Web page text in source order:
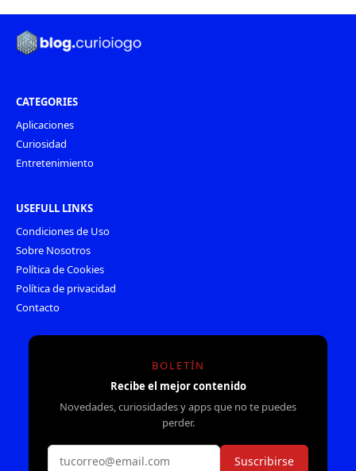
CATEGORIES
Aplicaciones
Curiosidad
Entretenimiento
USEFULL LINKS
Condiciones de Uso
Sobre Nosotros
Política de Cookies
Política de privacidad
Contacto
BOLETÍN
Recibe el mejor contenido
Novedades, curiosidades y apps que no te puedes
perder.
Suscribirse